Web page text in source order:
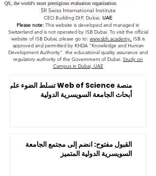
QS, the world's most prestigious evaluation organization.
SII Swiss International Institute
CEO Building DIP, Dubai, UAE
Please note: This website is developed and managed in
Switzerland and is not operated by ISB Dubai. To visit the official
website of ISB Dubai, please go to: www.sbh.academy. ISB is
approved and permitted by KHDA "Knowledge and Human
Development Authority" the educational quality assurance and
regulatory authority of the Government of Dubai. Study on
Campus in Dubai, UAE
منصة Web of Science تسلط الضوء على
أبحاث الجامعة السويسرية الدولية
القبول مفتوح: انضم إلى مجتمع الجامعة
السويسرية الدولية المتميز